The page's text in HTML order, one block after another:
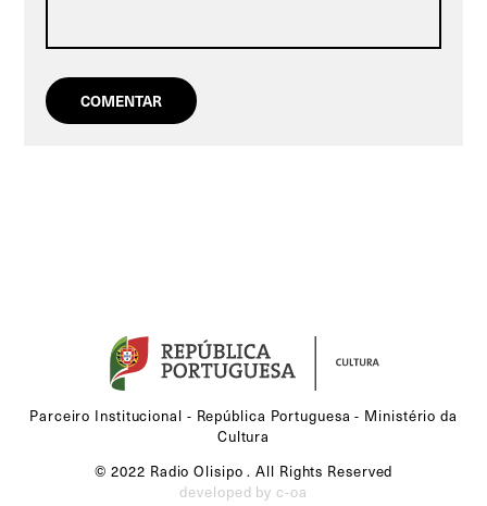
Parceiro Institucional - República Portuguesa - Ministério da
Cultura
© 2022 Radio Olisipo . All Rights Reserved
developed by c-oa